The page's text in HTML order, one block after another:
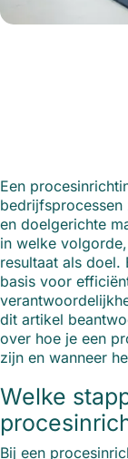
Een
en doelgerichte
in welke
resultaat als
basis voor
dit artikel
over hoe je een
zijn en wanneer
Welke
Bij een